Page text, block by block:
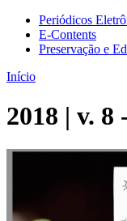
Periódicos
E-Contents
Preservação e
Início
2018 | v. 8